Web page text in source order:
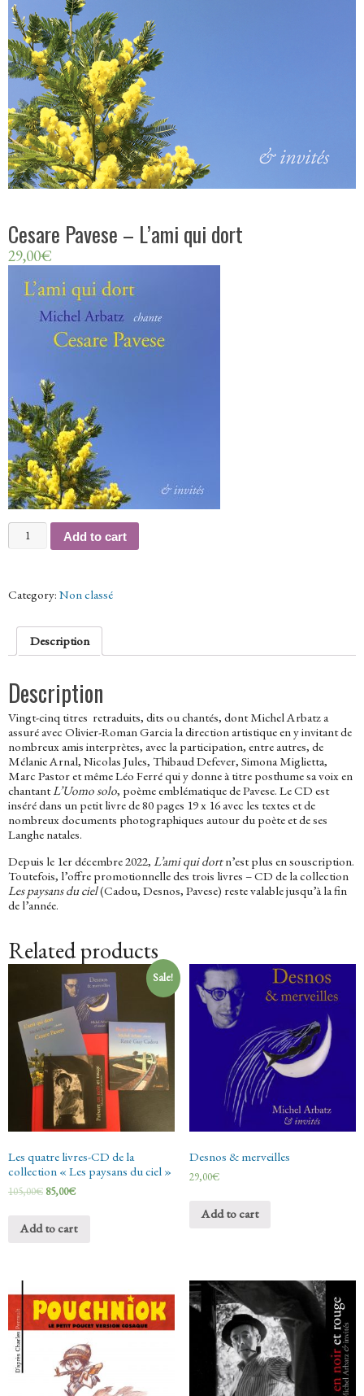
Cesare Pavese – L’ami qui dort
29,00€
Cesare
Pavese
qui
dort
Add to cart
Category: Non classé
Description
Description
Vingt-cinq titres retraduits, dits ou chantés, dont Michel Arbatz a
assuré avec Olivier-Roman Garcia la direction artistique en y invitant de
nombreux amis interprètes, avec la participation, entre autres, de
Mélanie Arnal, Nicolas Jules, Thibaud Defever, Simona Miglietta,
Marc Pastor et même Léo Ferré qui y donne à titre posthume sa voix en
chantantL’Uomo solo, poème emblématique de Pavese. Le CD est
inséré dans un petit livre de 80 pages 19 x 16 avec les textes et de
nombreux documents photographiques autour du poète et de ses
Langhe natales.
Depuis le 1er décembre 2022, L’ami qui dortn’est plus en souscription.
Toutefois, l’offre promotionnelle des trois livres – CD de la collection
Les paysans du ciel(Cadou, Desnos, Pavese) reste valable jusqu’à la fin
de l’année.
Related products
Sale!
Les quatre livres-CD de la
collection « Les paysans du ciel »
105,00€ 85,00€
Add to cart
Desnos & merveilles
29,00€
Add to cart